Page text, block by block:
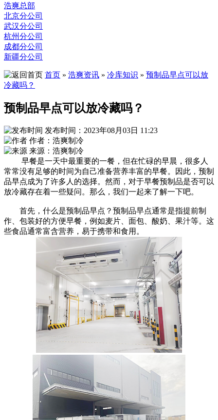
浩爽总部
北京分公司
武汉分公司
杭州分公司
成都分公司
新疆分公司
首页 » 浩爽资讯 » 冷库知识 » 预制品早点可以放
冷藏吗？
预制品早点可以放冷藏吗？
发布时间：2023年08月03日 11:23
作者：浩爽制冷
来源：浩爽制冷
早餐是一天中最重要的一餐，但在忙碌的早晨，很多人
常常没有足够的时间为自己准备营养丰富的早餐。因此，预制
品早点成为了许多人的选择。然而，对于早餐预制品是否可以
放冷藏存在着一些疑问。那么，我们一起来了解一下吧。
首先，什么是预制品早点？预制品早点通常是指提前制
作、包装好的方便早餐，例如麦片、面包、酸奶、果汁等。这
些食品通常富含营养，易于携带和食用。